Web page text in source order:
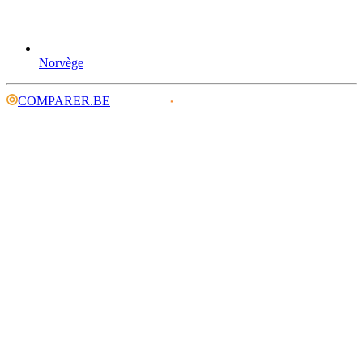
Norvège
COMPARER.BE